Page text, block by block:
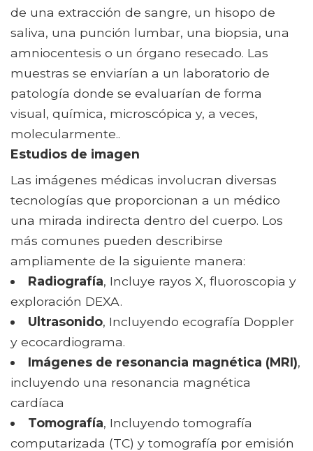
de una extracción de sangre, un hisopo de
saliva, una punción lumbar, una biopsia, una
amniocentesis o un órgano resecado. Las
muestras se enviarían a un laboratorio de
patología donde se evaluarían de forma
visual, química, microscópica y, a veces,
molecularmente..
Estudios de imagen
Las imágenes médicas involucran diversas
tecnologías que proporcionan a un médico
una mirada indirecta dentro del cuerpo. Los
más comunes pueden describirse
ampliamente de la siguiente manera:
Radiografía, Incluye rayos X, fluoroscopia y
exploración DEXA.
Ultrasonido, Incluyendo ecografía Doppler
y ecocardiograma.
Imágenes de resonancia magnética (MRI),
incluyendo una resonancia magnética
cardíaca
Tomografía, Incluyendo tomografía
computarizada (TC) y tomografía por emisión